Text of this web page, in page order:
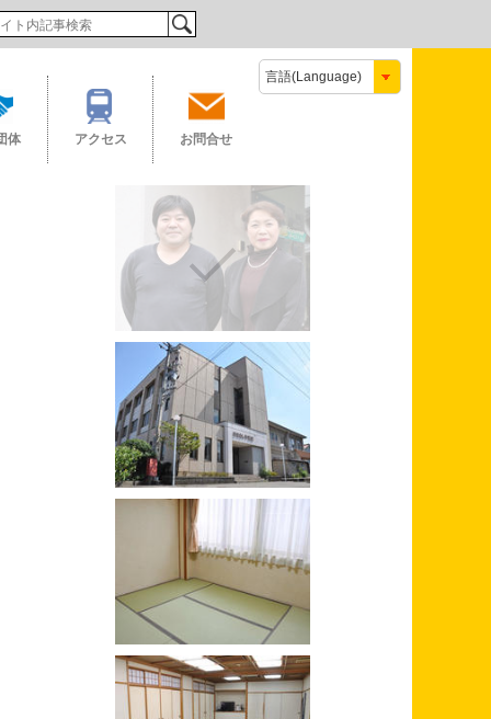
体 アクセス お問合せ